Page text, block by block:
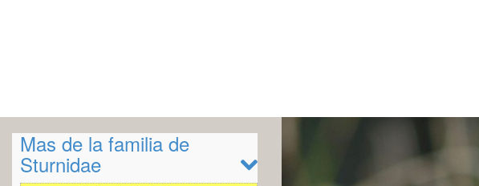
Mas de la familia de
Sturnidae